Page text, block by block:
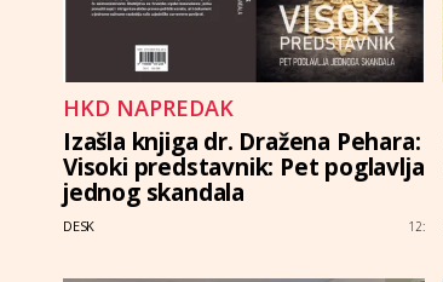
HKD NAPREDAK
Izašla knjiga dr. Dražena Pehara:
Visoki predstavnik: Pet poglavlja
jednog skandala
DESK 12: